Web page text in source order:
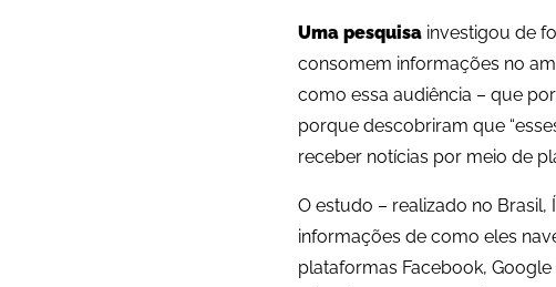
Uma pesquisainvestigou de
consomem informações no
como essa audiência – que
porque descobriram que
receber notícias por meio de
O estudo – realizado no Brasil,
informações de como eles
plataformas Facebook,